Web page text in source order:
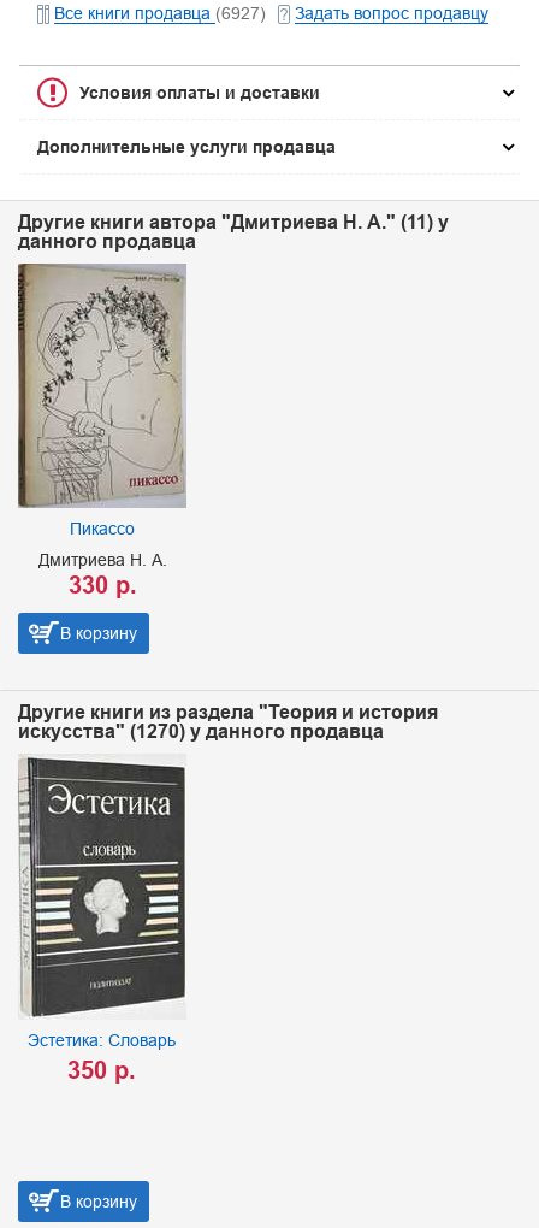
Все книги продавца (6927) Задать вопрос продавцу
Условия оплаты и доставки
Дополнительные услуги продавца
Другие книги автора "Дмитриева Н. А." (11) у
данного продавца
Пикассо
Дмитриева Н. А.
330 р.
В корзину
Другие книги из раздела "Теория и история
искусства" (1270) у данного продавца
Эстетика: Словарь
350 р.
В корзину